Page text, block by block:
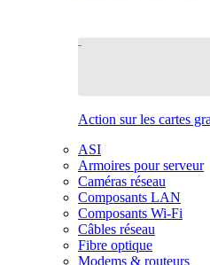
Action sur les cartes
ASI
Armoires pour serveur
Caméras réseau
Composants LAN
Composants Wi-Fi
Câbles réseau
Fibre optique
Modems & routeurs